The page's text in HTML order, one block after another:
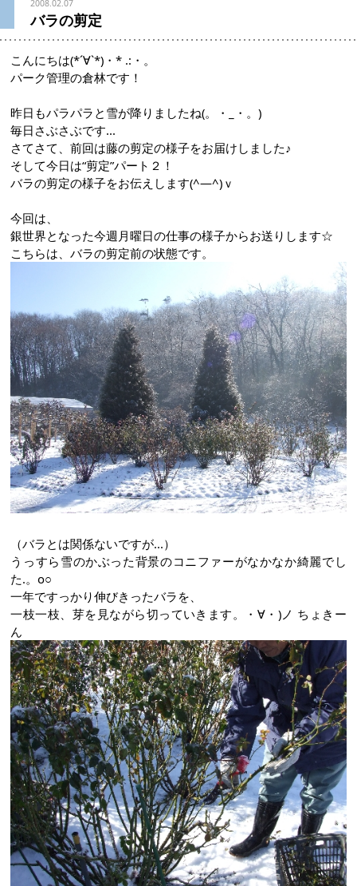
2008.02.07
バラの剪定
こんにちは(*´∀`*)・* .:・。
パーク管理の倉林です！
昨日もパラパラと雪が降りましたね(。・_・。)ゝ
毎日さぶさぶです...
さてさて、前回は藤の剪定の様子をお届けしました♪
そして今日は“剪定”パート２！
バラの剪定の様子をお伝えします(^―^)ｖ
今回は、
銀世界となった今週月曜日の仕事の様子からお送りします☆
こちらは、バラの剪定前の状態です。
（バラとは関係ないですが...）
うっすら雪のかぶった背景のコニファーがなかなか綺麗でし
た.。o○
一年ですっかり伸びきったバラを、
一枝一枝、芽を見ながら切っていきます。・∀・)ノ ちょきー
ん